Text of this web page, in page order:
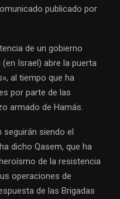
publicado por
de un gobierno
Israel) abre la puerta
al tiempo que ha
por parte de las
armado de Hamás.
seguirán siendo el
dicho Qasem, que ha
de la resistencia
operaciones de
de las Brigadas